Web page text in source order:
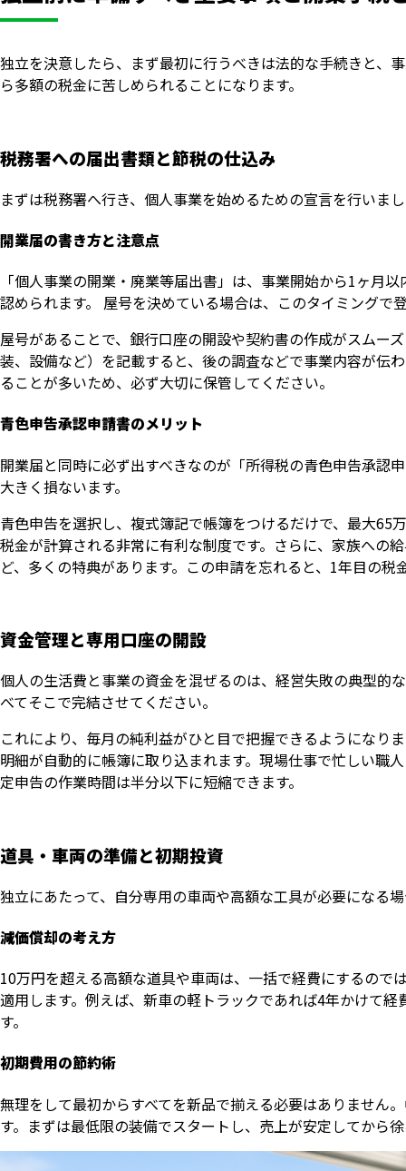
独立を決意したら、まず最初に行うべきは法的な手続きと、
ら多額の税金に苦しめられることになります。
税務署への届出書類と節税の仕込み
まずは税務署へ行き、個人事業を始めるための宣言を行いま
開業届の書き方と注意点
「個人事業の開業・廃業等届出書」は、事業開始から1ヶ月
認められます。 屋号を決めている場合は、このタイミングで
屋号があることで、銀行口座の開設や契約書の作成がスムー
装、設備など）を記載すると、後の調査などで事業内容が伝
ることが多いため、必ず大切に保管してください。
青色申告承認申請書のメリット
開業届と同時に必ず出すべきなのが「所得税の青色申告承認
大きく損ないます。
青色申告を選択し、複式簿記で帳簿をつけるだけで、最大65
税金が計算される非常に有利な制度です。さらに、家族への
ど、多くの特典があります。この申請を忘れると、1年目の
資金管理と専用口座の開設
個人の生活費と事業の資金を混ぜるのは、経営失敗の典型的
べてそこで完結させてください。
これにより、毎月の純利益がひと目で把握できるようになり
明細が自動的に帳簿に取り込まれます。現場仕事で忙しい職
定申告の作業時間は半分以下に短縮できます。
道具・車両の準備と初期投資
独立にあたって、自分専用の車両や高額な工具が必要になる
減価償却の考え方
10万円を超える高額な道具や車両は、一括で経費にするの
適用します。例えば、新車の軽トラックであれば4年かけて
す。
初期費用の節約術
無理をして最初からすべてを新品で揃える必要はありません
す。まずは最低限の装備でスタートし、売上が安定してから